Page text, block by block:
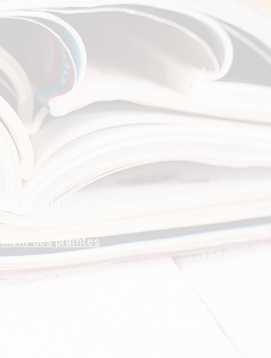
de confidentialité
des données municipales
des plaintes